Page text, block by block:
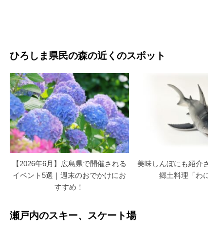
ひろしま県民の森の近くのスポット
【2026年6月】広島県で開催される
イベント5選｜週末のおでかけにお
すすめ！
美味しんぼにも紹介さ
郷土料理「わに
瀬戸内のスキー、スケート場